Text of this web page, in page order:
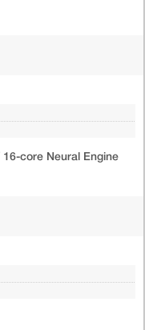
core Neural Engine